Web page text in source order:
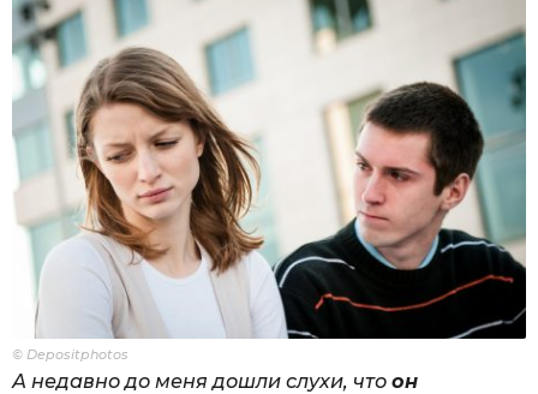
© Depositphotos
А недавно до меня дошли слухи, что он